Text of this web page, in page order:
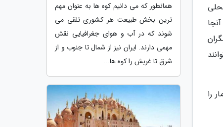
مارها زمانی بلند شد که از وجود این نوع مارها بی اطلاع بودم. در ابتدا ما تنها 10 تا 15 مار را
همانطور که می دانیم کوه ها به عنوان مهم
ترین بخش طبیعت هر کشوری تلقی می
شوند که در آب و هوای جغرافیایی نقش
مهمی دارند. ایران نیز از شمال تا جنوب و از
شرق تا غربش را کوه ها...